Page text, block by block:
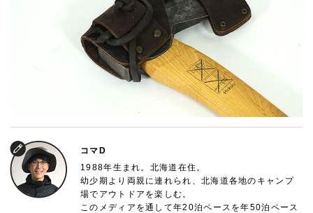
コマD
1988年生まれ。北海道在住。
幼少期より両親に連れられ、北海道各地のキャンプ
場でアウトドアを楽しむ。
このメディアを通して年20泊ペースを年50泊ペース